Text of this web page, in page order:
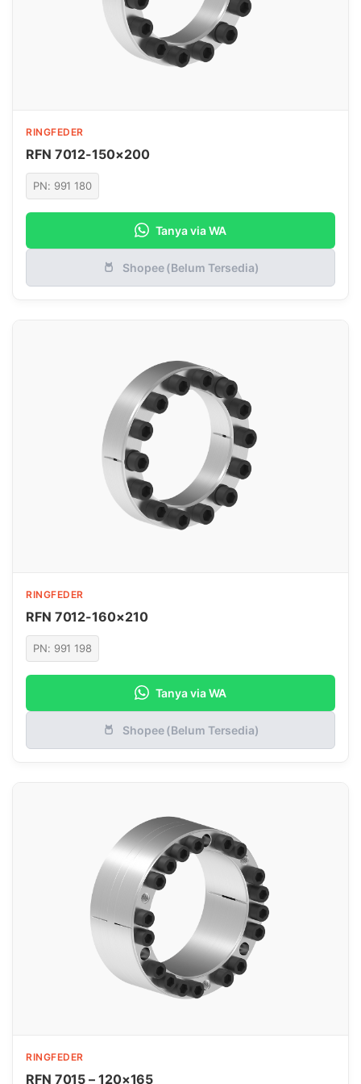
RINGFEDER
RFN 7012-150×200
PN: 991 180
Tanya via WA
Shopee (Belum Tersedia)
RINGFEDER
RFN 7012-160×210
PN: 991 198
Tanya via WA
Shopee (Belum Tersedia)
RINGFEDER
RFN 7015 – 120×165